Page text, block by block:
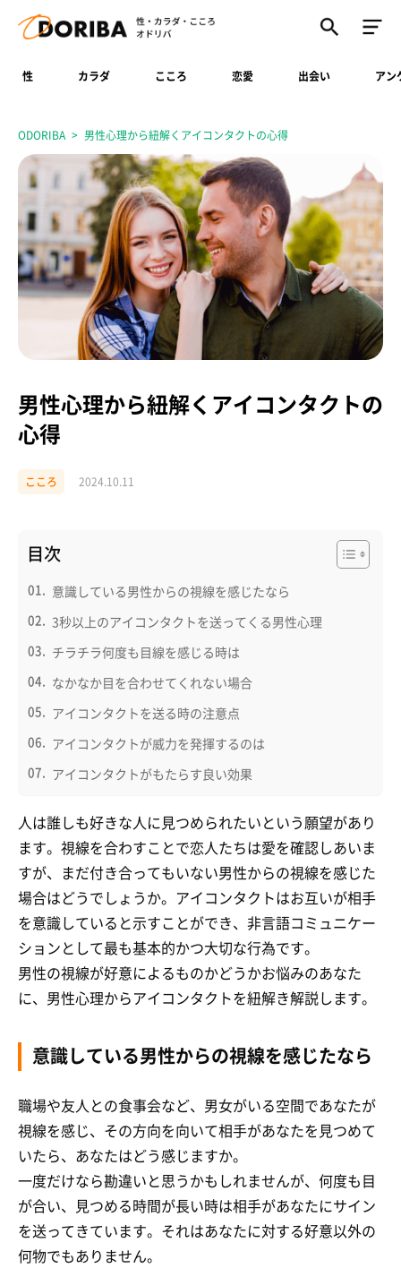
性 カラダ こころ 恋愛 出会い アン
ODORIBA 男性心理から紐解くアイコンタクトの心得
男性心理から紐解くアイコンタクトの
心得
こころ 2024.10.11
目次
意識している男性からの視線を感じたなら
3秒以上のアイコンタクトを送ってくる男性心理
チラチラ何度も目線を感じる時は
なかなか目を合わせてくれない場合
アイコンタクトを送る時の注意点
アイコンタクトが威力を発揮するのは
アイコンタクトがもたらす良い効果
人は誰しも好きな人に見つめられたいという願望があり
ます。視線を合わすことで恋人たちは愛を確認しあいま
すが、まだ付き合ってもいない男性からの視線を感じた
場合はどうでしょうか。アイコンタクトはお互いが相手
を意識していると示すことができ、非言語コミュニケー
ションとして最も基本的かつ大切な行為です。
男性の視線が好意によるものかどうかお悩みのあなた
に、男性心理からアイコンタクトを紐解き解説します。
意識している男性からの視線を感じたなら
職場や友人との食事会など、男女がいる空間であなたが
視線を感じ、その方向を向いて相手があなたを見つめて
いたら、あなたはどう感じますか。
一度だけなら勘違いと思うかもしれませんが、何度も目
が合い、見つめる時間が長い時は相手があなたにサイン
を送ってきています。それはあなたに対する好意以外の
何物でもありません。